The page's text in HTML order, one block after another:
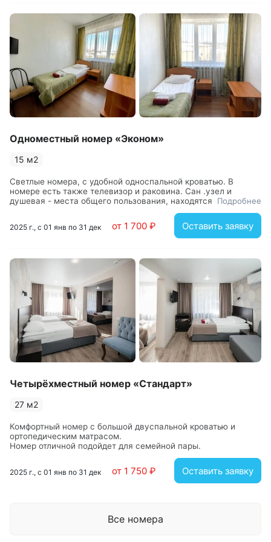
Одноместный номер «Эконом»
15 м2
Светлые номера, с удобной односпальной кроватью. В
номере есть также телевизор и раковина. Сан .узел и
душевая - места общего пользования, находятся на этаже.
Подробнее
2025 г., с 01 янв по 31 дек от 1 700 ₽ Оставить заявку
Четырёхместный номер «Стандарт»
27 м2
Комфортный номер с большой двуспальной кроватью и
ортопедическим матрасом.
Номер отличной подойдет для семейной пары.
2025 г., с 01 янв по 31 дек от 1 750 ₽ Оставить заявку
Все номера